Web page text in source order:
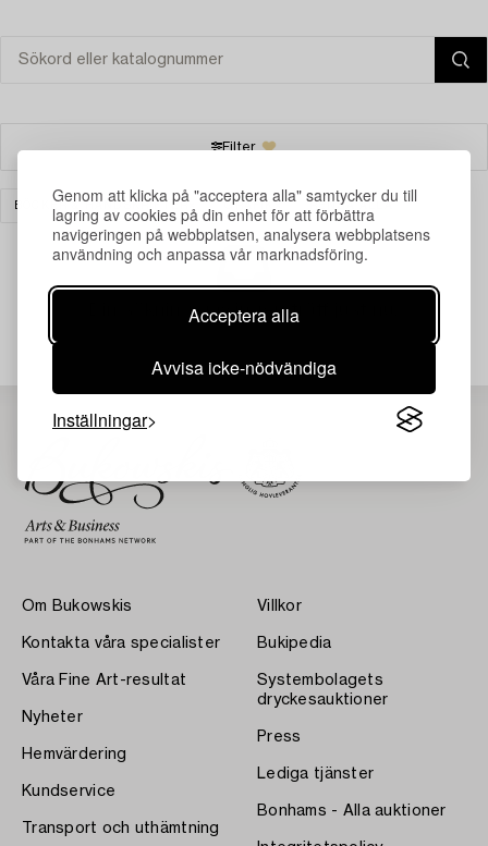
Genom att klicka på "acceptera alla" samtycker du till
lagring av cookies på din enhet för att förbättra
navigeringen på webbplatsen, analysera webbplatsens
användning och anpassa vår marknadsföring.
Acceptera alla
Avvisa icke-nödvändiga
Inställningar
Filter
BÖCKER & HANDSKRIFTER GRAFIK RENSA ALLA
Din sökning gav ingen träff just nu.
Om Bukowskis
Kontakta våra specialister
Våra Fine Art-resultat
Nyheter
Hemvärdering
Kundservice
Transport och uthämtning
Villkor
Bukipedia
Systembolagets
dryckesauktioner
Press
Lediga tjänster
Bonhams - Alla auktioner